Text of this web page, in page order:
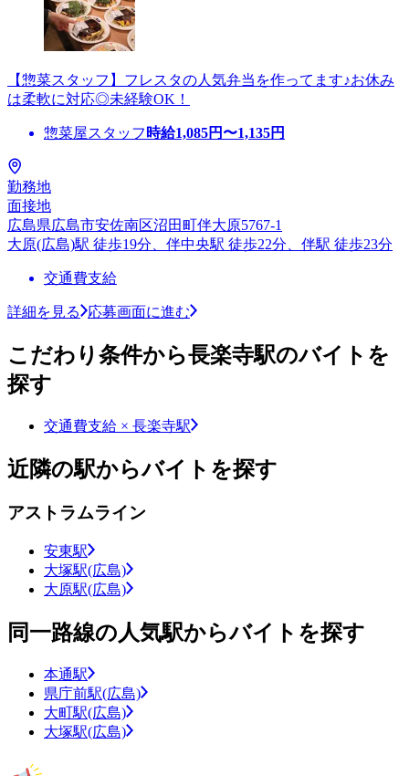
【惣菜スタッフ】フレスタの人気弁当を作ってます♪お休み
は柔軟に対応◎未経験OK！
惣菜屋スタッフ 時給1,085円〜1,135円
勤務地
面接地
広島県広島市安佐南区沼田町伴大原5767-1
大原(広島)駅 徒歩19分、伴中央駅 徒歩22分、伴駅 徒歩23分
交通費支給
詳細を見る 応募画面に進む
こだわり条件から長楽寺駅のバイトを
探す
交通費支給 × 長楽寺駅
近隣の駅からバイトを探す
アストラムライン
安東駅
大塚駅(広島)
大原駅(広島)
同一路線の人気駅からバイトを探す
本通駅
県庁前駅(広島)
大町駅(広島)
大塚駅(広島)